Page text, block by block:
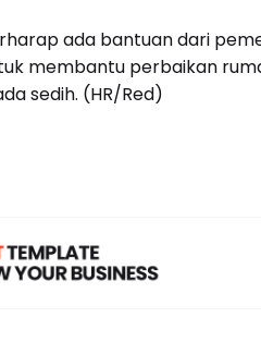
ada bantuan dari
membantu perbaikan
sedih. (HR/Red)